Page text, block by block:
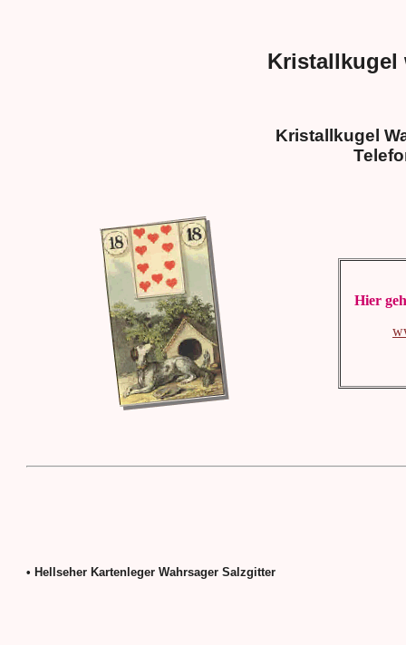
Kristallkugel
Kristallkugel
Hier
• Hellseher Kartenleger Wahrsager Salzgitter